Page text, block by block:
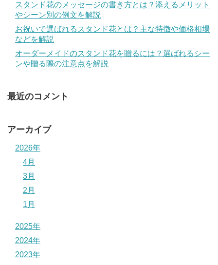
スタンド花のメッセージの書き方とは？添えるメリット
やシーン別の例文を解説
お祝いで選ばれるスタンド花とは？主な特徴や価格相場
などを解説
オーダーメイドのスタンド花を贈るには？選ばれるシー
ンや贈る際の注意点を解説
最近のコメント
アーカイブ
2026年
4月
3月
2月
1月
2025年
2024年
2023年